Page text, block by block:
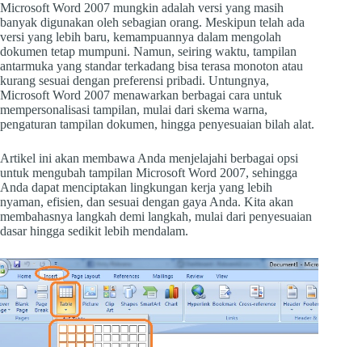
Microsoft Word 2007 mungkin adalah versi yang masih
banyak digunakan oleh sebagian orang. Meskipun telah ada
versi yang lebih baru, kemampuannya dalam mengolah
dokumen tetap mumpuni. Namun, seiring waktu, tampilan
antarmuka yang standar terkadang bisa terasa monoton atau
kurang sesuai dengan preferensi pribadi. Untungnya,
Microsoft Word 2007 menawarkan berbagai cara untuk
mempersonalisasi tampilan, mulai dari skema warna,
pengaturan tampilan dokumen, hingga penyesuaian bilah alat.
Artikel ini akan membawa Anda menjelajahi berbagai opsi
untuk mengubah tampilan Microsoft Word 2007, sehingga
Anda dapat menciptakan lingkungan kerja yang lebih
nyaman, efisien, dan sesuai dengan gaya Anda. Kita akan
membahasnya langkah demi langkah, mulai dari penyesuaian
dasar hingga sedikit lebih mendalam.